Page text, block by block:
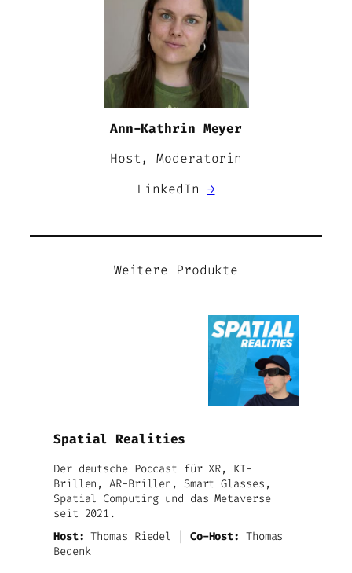
Ann-Kathrin Meyer
Host, Moderatorin
LinkedIn →
Weitere Produkte
Spatial Realities
Der deutsche Podcast für XR, KI-
Brillen, AR-Brillen, Smart Glasses,
Spatial Computing und das Metaverse
seit 2021.
Host: Thomas Riedel | Co-Host: Thomas
Bedenk